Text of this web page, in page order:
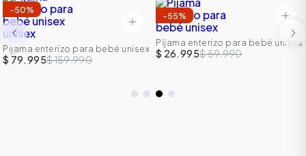
-50%
Pijama enterizo para bebé unisex
unisex
$ 79.995$ 159.990
-55%
Pijama enterizo para bebé unisex
$ 26.995$ 59.990